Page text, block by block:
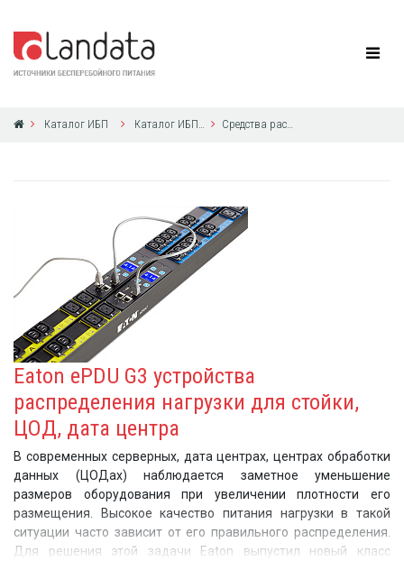
Каталог ИБП Каталог ИБП Eaton Powerware Средства распределения питания в стойке, средства управления ИБП и нагрузкой
Eaton ePDU G3 устройства
распределения нагрузки для стойки,
ЦОД, дата центра
В современных серверных, дата центрах, центрах обработки
данных (ЦОДах) наблюдается заметное уменьшение
размеров оборудования при увеличении плотности его
размещения. Высокое качество питания нагрузки в такой
ситуации часто зависит от его правильного распределения.
Для решения этой задачи Eaton выпустил новый класс